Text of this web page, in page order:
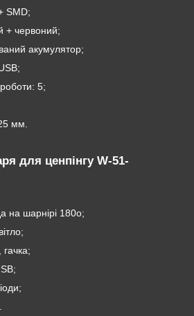
SMD;
+ червоний;
акумулятор;
роботи: 5;
мм.
для ценпінгу W-51-
на шарнірі 180o;
гачка;